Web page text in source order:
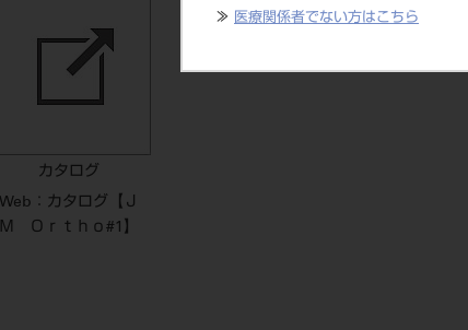
≫ 医療関係者でない方はこちら
カタログ
Web：カタログ【Ｊ
Ｍ Ｏｒｔｈｏ#1】